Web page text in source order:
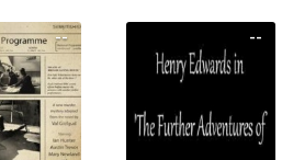
-- --